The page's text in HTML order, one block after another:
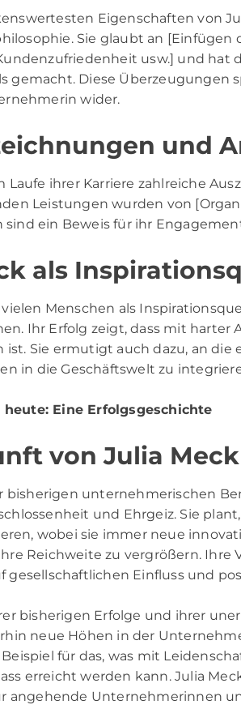
Eigenschaften von
Sie glaubt an [Einfügen
usw.] und hat
gemacht. Diese Überzeugungen
wider.
und
Laufe ihrer Karriere zahlreiche
Leistungen wurden von
sind ein Beweis für ihr
als
Menschen als
Ihr Erfolg zeigt, dass mit harter
ist. Sie ermutigt auch dazu, an
in die Geschäftswelt zu
heute: Eine Erfolgsgeschichte
von Julia Meck
bisherigen unternehmerischen
und Ehrgeiz. Sie
wobei sie immer neue
Reichweite zu vergrößern. Ihre
gesellschaftlichen Einfluss und
bisherigen Erfolge und ihrer
neue Höhen in der
für das, was mit
erreicht werden kann. Julia
angehende Unternehmerinnen